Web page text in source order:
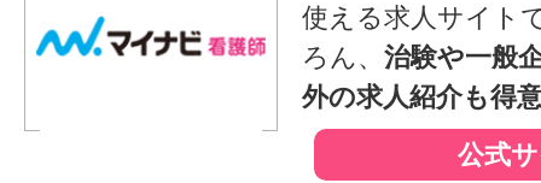
使える求人サイト
ろん、 治験や一般
外の求人紹介も得
公式